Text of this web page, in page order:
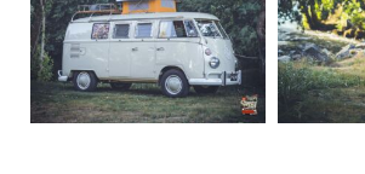
Août 10
120
0